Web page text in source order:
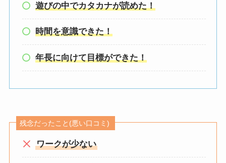
遊びの中でカタカナが読めた！
時間を意識できた！
年長に向けて目標ができた！
残念だったこと(悪い口コミ)
ワークが少ない